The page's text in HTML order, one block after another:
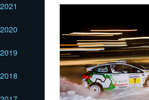
2021
2020
2019
2018